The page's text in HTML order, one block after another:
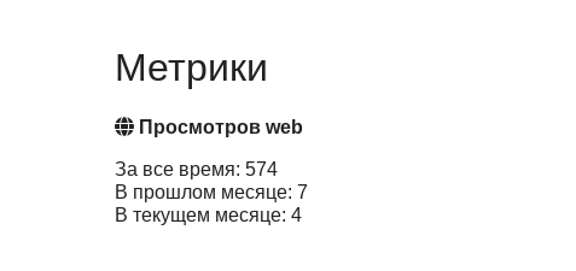
Метрики
Просмотров web
За все время: 574
В прошлом месяце: 7
В текущем месяце: 4